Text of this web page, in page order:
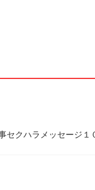
セクハラメッセージ